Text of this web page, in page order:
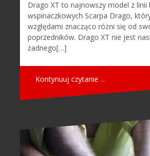
Drago XT to najnowszy model z linii
wspinaczkowych Scarpa Drago,
względami znacząco różni się od
poprzedników. Drago XT nie jest
żadnego[…]
Kontynuuj czytanie …